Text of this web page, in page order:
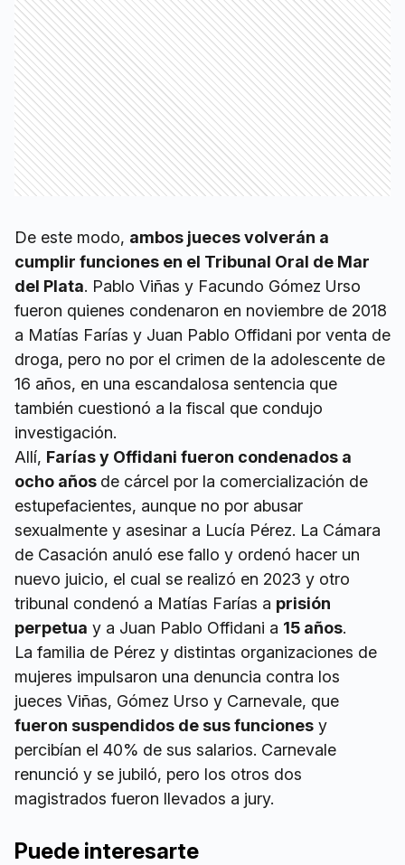
De este modo, ambos jueces volverán a
cumplir funciones en el Tribunal Oral de Mar
del Plata. Pablo Viñas y Facundo Gómez Urso
fueron quienes condenaron en noviembre de 2018
a Matías Farías y Juan Pablo Offidani por venta de
droga, pero no por el crimen de la adolescente de
16 años, en una escandalosa sentencia que
también cuestionó a la fiscal que condujo
investigación.
Allí, Farías y Offidani fueron condenados a
ocho años de cárcel por la comercialización de
estupefacientes, aunque no por abusar
sexualmente y asesinar a Lucía Pérez. La Cámara
de Casación anuló ese fallo y ordenó hacer un
nuevo juicio, el cual se realizó en 2023 y otro
tribunal condenó a Matías Farías a prisión
perpetua y a Juan Pablo Offidani a 15 años.
La familia de Pérez y distintas organizaciones de
mujeres impulsaron una denuncia contra los
jueces Viñas, Gómez Urso y Carnevale, que
fueron suspendidos de sus funciones y
percibían el 40% de sus salarios. Carnevale
renunció y se jubiló, pero los otros dos
magistrados fueron llevados a jury.
Puede interesarte